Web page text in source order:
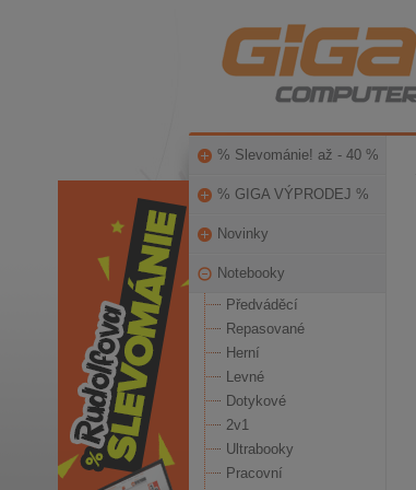
% Slevománie! až - 40 %
% GIGA VÝPRODEJ %
Novinky
Notebooky
Předváděcí
Repasované
Herní
Levné
Dotykové
2v1
Ultrabooky
Pracovní